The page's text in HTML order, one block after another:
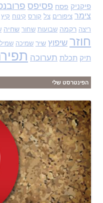
פיקניק פסח פסיפס
צימר ציפורים צל קורס קינוח קיץ
ריצה רקמה שבועות שחור שחיה
חוזר שיפוץ שיר שמיכה
תיק תכלת תערוכה
הפינטרסט שלי